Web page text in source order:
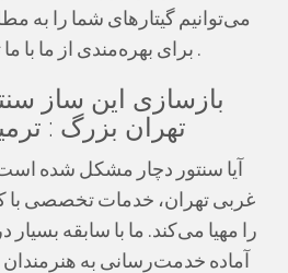
می‌توانیم گیتارهای شما را به
برای بهره‌مندی از ما با ما تماس بگیرید برقرار کنید .
بازسازی این ساز
تهران بزرگ :
آیا سنتور دچار مشکل شده
غربی تهران، خدمات تخصصی با
را مهیا می‌کند. ما با سابقه
آماده خدمت‌رسانی به هنرمندان